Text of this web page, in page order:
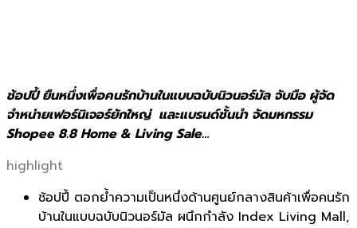
ช้อปปี้ ยืนหนึ่งเพื่อคนรักบ้านในแบบฉบับนิวนอร์มัล จับมือ ผู้จัด
จำหน่ายเฟอร์นิเจอร์ยักใหญ่ และแบรนด์ชั้นนำ จัดมหกรรม
Shopee 8.8 Home & Living Sale…
highlight
ช้อปปี้ ตอกย้ำความเป็นหนึ่งด้านศูนย์กลางสินค้าเพื่อคนรัก
บ้านในแบบฉบับนิวนอร์มัล ผนึกกำลัง Index Living Mall,